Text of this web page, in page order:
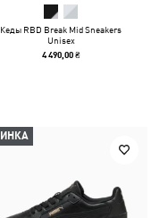
Кеды RBD Break Mid Sneakers
Unisex
4 490,00 ₴